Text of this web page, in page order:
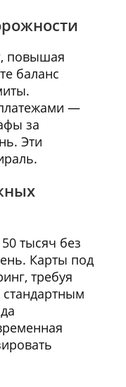
повышая
баланс
—
за
Эти
тысяч без
Карты под
требуя